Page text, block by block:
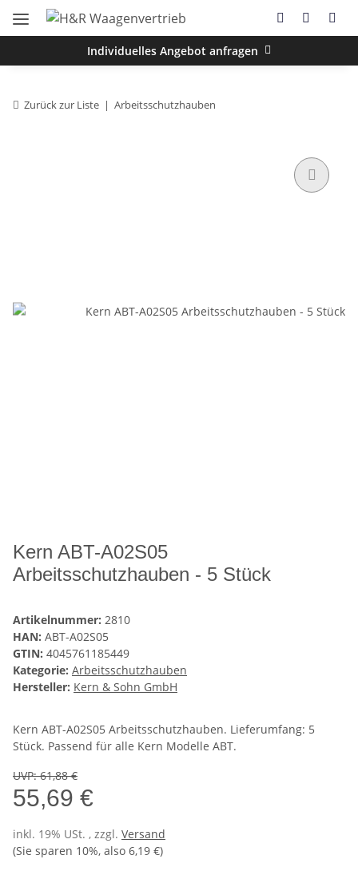
Individuelles Angebot anfragen
Zurück zur Liste Arbeitsschutzhauben
Kern ABT-A02S05
Arbeitsschutzhauben - 5 Stück
Artikelnummer: 2810
HAN: ABT-A02S05
GTIN: 4045761185449
Kategorie: Arbeitsschutzhauben
Hersteller: Kern & Sohn GmbH
Kern ABT-A02S05 Arbeitsschutzhauben. Lieferumfang: 5
Stück. Passend für alle Kern Modelle ABT.
UVP:61,88 €
55,69 €
inkl. 19% USt. , zzgl. Versand
(Sie sparen 10%, also 6,19 €)